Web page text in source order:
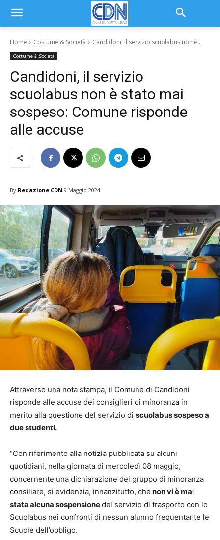
Home Costume & Società Candidoni, il servizio scuolabus non è...
Costume & Società
Candidoni, il servizio
scuolabus non è stato mai
sospeso: Comune risponde
alle accuse
By Redazione CDN 9 Maggio 2024
Attraverso una nota stampa, il Comune di Candidoni
risponde alle accuse dei consiglieri di minoranza in
merito alla questione del servizio di scuolabus sospeso a
due studenti.
“Con riferimento alla notizia pubblicata su alcuni
quotidiani, nella giornata di mercoledì 08 maggio,
concernente una dichiarazione del gruppo di minoranza
consiliare, si evidenzia, innanzitutto, che non vi è mai
stata alcuna sospensionedel servizio di trasporto con lo
Scuolabus nei confronti di nessun alunno frequentante le
Scuole dell’obbligo.